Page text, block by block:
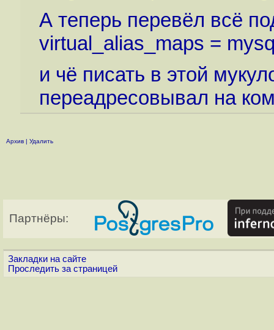
А теперь перевёл всё
virtual_alias_maps =
и чё писать в этой
переадресовывал на
Архив | Удалить
Партнёры:
Закладки на сайте
Проследить за страницей